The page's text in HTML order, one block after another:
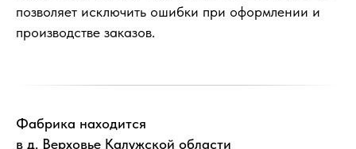
позволяет исключить ошибки при оформлении и
производстве заказов.
Фабрика находится
в д. Верховье Калужской области